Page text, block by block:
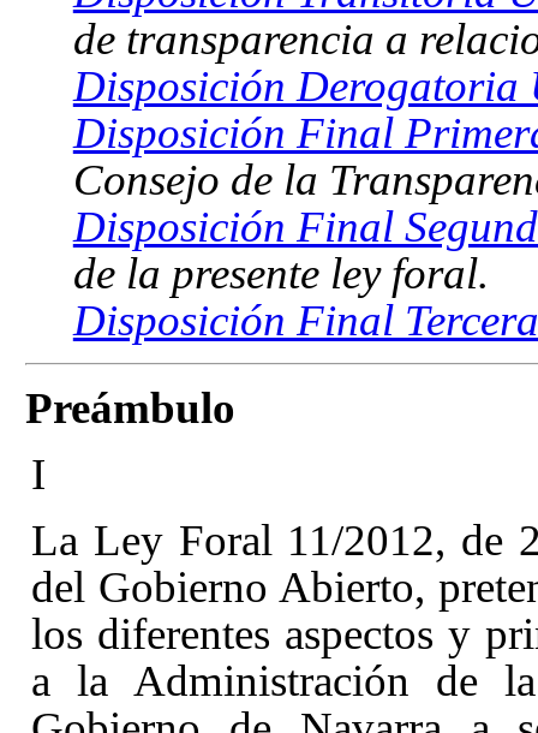
de transparencia a
Disposición Derogatoria
Disposición Final
Consejo de la
Disposición Final
de la presente ley foral.
Disposición Final
Preámbulo
I
La Ley Foral 11/2012, de
del Gobierno Abierto,
los diferentes aspectos y
a la Administración de